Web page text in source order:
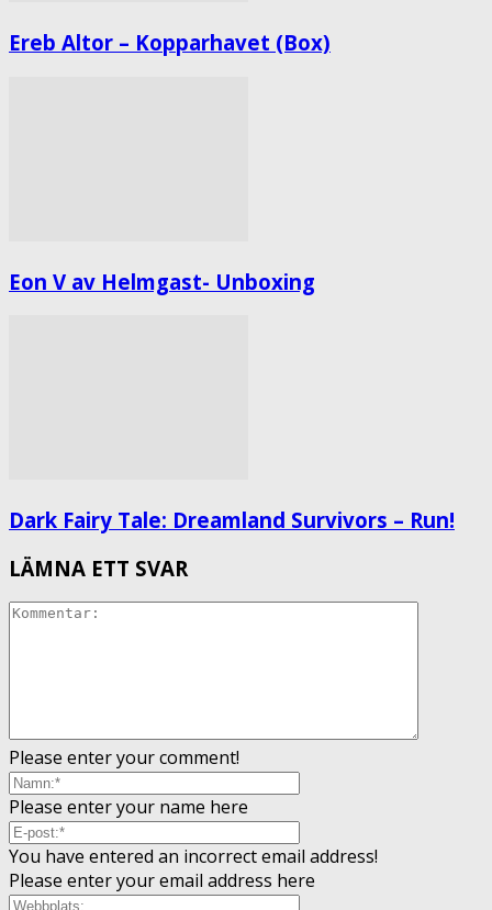
Ereb Altor – Kopparhavet (Box)
Eon V av Helmgast- Unboxing
Dark Fairy Tale: Dreamland Survivors – Run!
LÄMNA ETT SVAR
Please enter your comment!
Please enter your name here
You have entered an incorrect email address!
Please enter your email address here